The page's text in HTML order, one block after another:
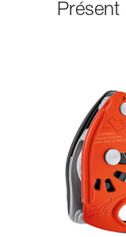
Présent